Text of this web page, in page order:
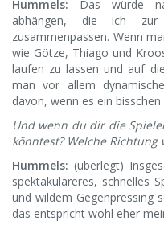
Hummels: Das würde
abhängen, die ich
zusammenpassen. Wenn
wie Götze, Thiago und
laufen zu lassen und auf
man vor allem
davon, wenn es ein
Und wenn du dir die
könntest? Welche
Hummels: (überlegt)
spektakuläreres, schnelles
und wildem Gegenpressing
das entspricht wohl eher